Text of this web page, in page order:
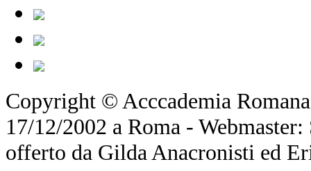
Copyright © Acccademia
17/12/2002 a Roma -
offerto da Gilda Anacronisti ed